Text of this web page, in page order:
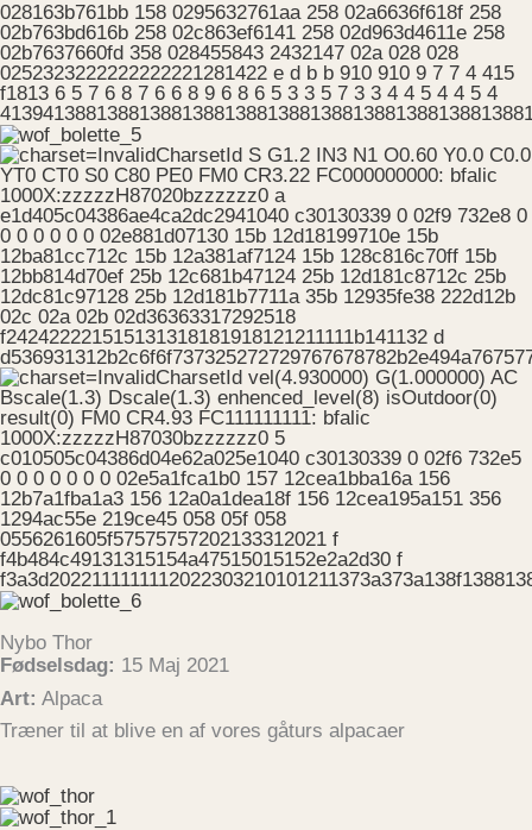
Nybo Thor
Fødselsdag: 15 Maj 2021
Art: Alpaca
Træner til at blive en af vores gåturs alpacaer